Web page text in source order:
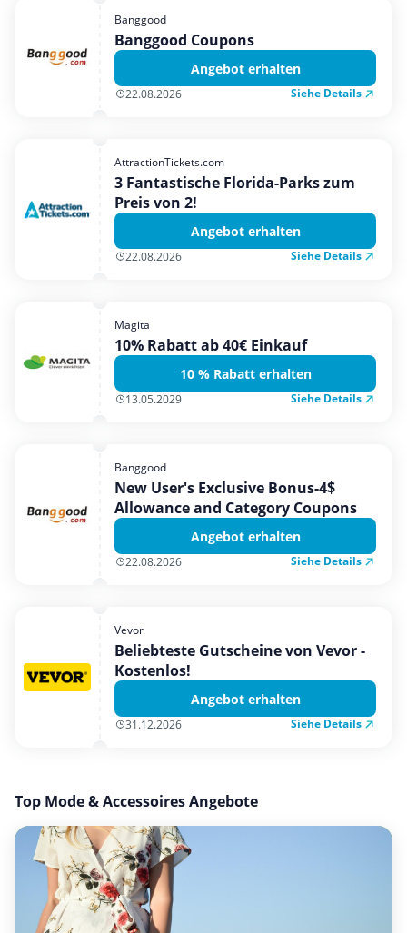
Banggood
Banggood Coupons
Angebot erhalten
22.08.2026 Siehe Details
AttractionTickets.com
3 Fantastische Florida-Parks zum
Preis von 2!
Angebot erhalten
22.08.2026 Siehe Details
Magita
10% Rabatt ab 40€ Einkauf
10 % Rabatt erhalten
13.05.2029 Siehe Details
Banggood
New User's Exclusive Bonus-4$
Allowance and Category Coupons
Angebot erhalten
22.08.2026 Siehe Details
Vevor
Beliebteste Gutscheine von Vevor -
Kostenlos!
Angebot erhalten
31.12.2026 Siehe Details
Top Mode & Accessoires Angebote